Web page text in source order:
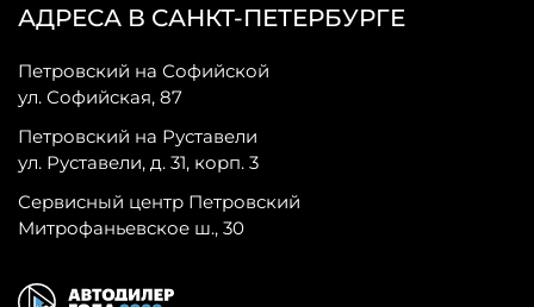
АДРЕСА В САНКТ-ПЕТЕРБУРГЕ
Петровский на Софийской
ул. Софийская, 87
Петровский на Руставели
ул. Руставели, д. 31, корп. 3
Сервисный центр Петровский
Митрофаньевское ш., 30